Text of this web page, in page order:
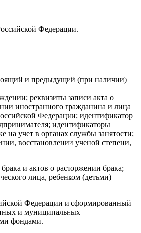
Федерации.
и предыдущий (при наличии)
реквизиты записи акта о
иностранного гражданина и лица
Федерации; идентификатор
идентификаторы
на учет в органах службы занятости;
восстановлении ученой степени,
и актов о расторжении брака;
лица, ребенком (детьми)
Федерации и сформированный
и муниципальных
фондами.